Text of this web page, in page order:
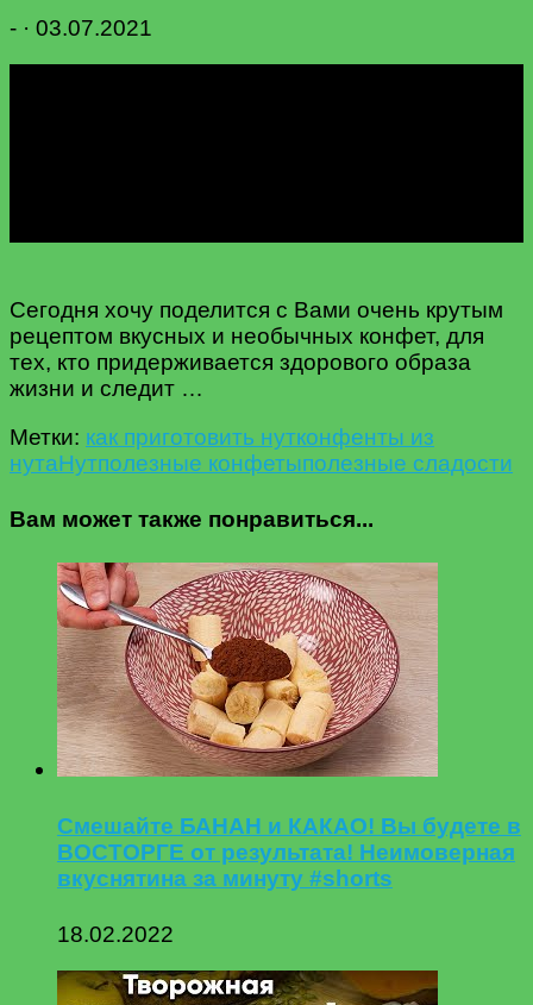
- · 03.07.2021
Сегодня хочу поделится с Вами очень крутым
рецептом вкусных и необычных конфет, для
тех, кто придерживается здорового образа
жизни и следит …
Метки: как приготовить нутконфенты из
нутаНутполезные конфетыполезные сладости
Вам может также понравиться...
Смешайте БАНАН и КАКАО! Вы будете в
ВОСТОРГЕ от результата! Неимоверная
вкуснятина за минуту #shorts
18.02.2022